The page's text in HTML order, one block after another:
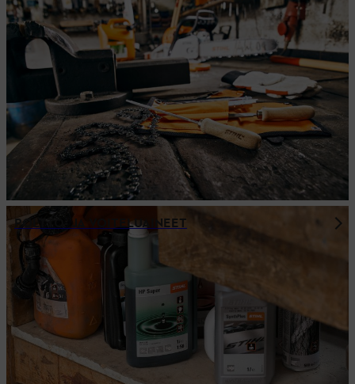
POLTTO- JA VOITELUAINEET